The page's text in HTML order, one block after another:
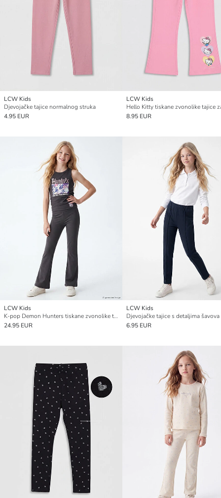
LCW Kids
Djevojačke tajice normalnog struka
4.95 EUR
LCW Kids
8.95 EUR
LCW Kids
K-pop Demon Hunters tiskane zvonolike tajice za djevojčice
24.95 EUR
LCW Kids
Djevojačke tajice s detaljima šavova
6.95 EUR